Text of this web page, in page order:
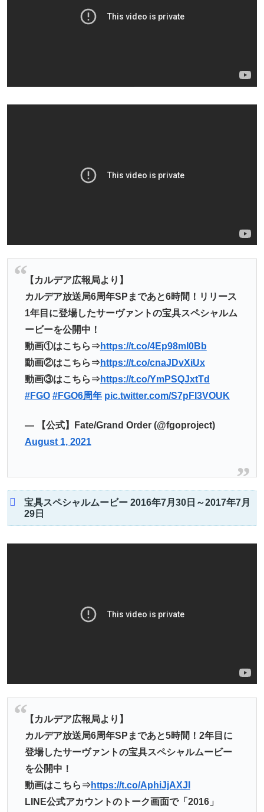
【カルデア広報局より】
カルデア放送局6周年SPまであと6時間！リリース
1年目に登場したサーヴァントの宝具スペシャルム
ービーを公開中！
動画①はこちら⇒ https://t.co/4Ep98mI0Bb
動画②はこちら⇒ https://t.co/cnaJDvXiUx
動画③はこちら⇒ https://t.co/YmPSQJxtTd
#FGO #FGO6周年 pic.twitter.com/S7pFI3VOUK
— 【公式】Fate/Grand Order (@fgoproject)
August 1, 2021
宝具スペシャルムービー 2016年7月30日～2017年7月
29日
【カルデア広報局より】
カルデア放送局6周年SPまであと5時間！2年目に
登場したサーヴァントの宝具スペシャルムービー
を公開中！
動画はこちら⇒ https://t.co/AphiJjAXJI
LINE公式アカウントのトーク画面で「2016」